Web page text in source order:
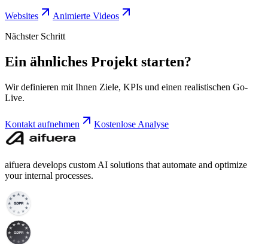
Websites
Animierte Videos
Nächster Schritt
Ein ähnliches Projekt starten?
Wir definieren mit Ihnen Ziele, KPIs und einen realistischen Go-
Live.
Kontakt aufnehmen Kostenlose Analyse
aifuera develops custom AI solutions that automate and optimize
your internal processes.